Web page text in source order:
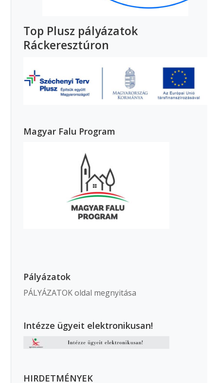
Top Plusz pályázatok
Ráckeresztúron
Magyar Falu Program
Pályázatok
PÁLYÁZATOK oldal megnyitása
Intézze ügyeit elektronikusan!
HIRDETMÉNYEK